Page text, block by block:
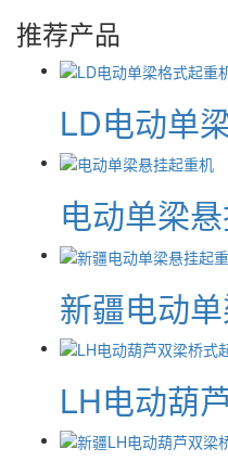
推荐产品
LD电动单
电动单梁
新疆电动
LH电动葫